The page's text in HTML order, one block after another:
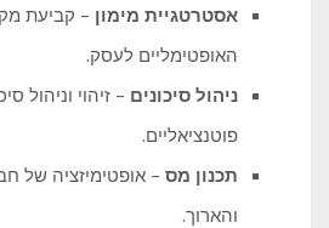
אסטרטגיית מימון – קביעת
האופטימליים לעסק.
ניהול סיכונים – זיהוי וניהול
פוטנציאליים.
תכנון מס – אופטימיזציה של
והארוך.